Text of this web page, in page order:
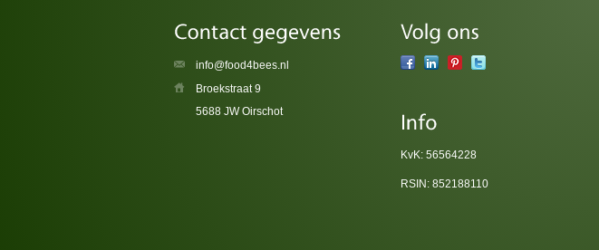
info@food4bees.nl
Broekstraat 9
5688 JW Oirschot
KvK: 56564228
RSIN: 852188110